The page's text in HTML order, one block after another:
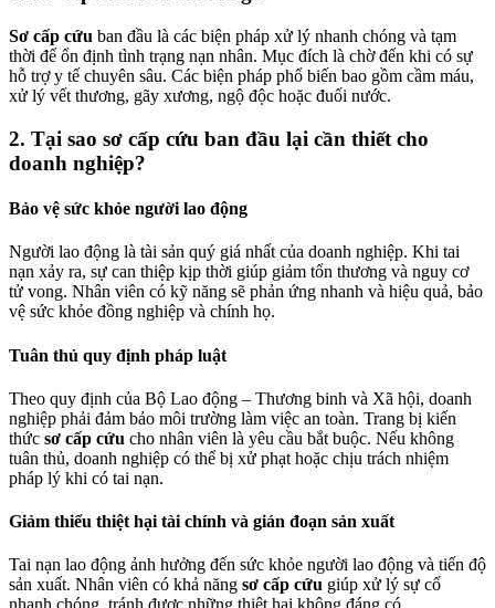
Sơ cấp cứu ban đầu là các biện pháp xử lý nhanh chóng và tạm
thời để ổn định tình trạng nạn nhân. Mục đích là chờ đến khi có sự
hỗ trợ y tế chuyên sâu. Các biện pháp phổ biến bao gồm cầm máu,
xử lý vết thương, gãy xương, ngộ độc hoặc đuối nước.
2. Tại sao sơ cấp cứu ban đầu lại cần thiết cho
doanh nghiệp?
Bảo vệ sức khỏe người lao động
Người lao động là tài sản quý giá nhất của doanh nghiệp. Khi tai
nạn xảy ra, sự can thiệp kịp thời giúp giảm tổn thương và nguy cơ
tử vong. Nhân viên có kỹ năng sẽ phản ứng nhanh và hiệu quả, bảo
vệ sức khỏe đồng nghiệp và chính họ.
Tuân thủ quy định pháp luật
Theo quy định của Bộ Lao động – Thương binh và Xã hội, doanh
nghiệp phải đảm bảo môi trường làm việc an toàn. Trang bị kiến
thức sơ cấp cứu cho nhân viên là yêu cầu bắt buộc. Nếu không
tuân thủ, doanh nghiệp có thể bị xử phạt hoặc chịu trách nhiệm
pháp lý khi có tai nạn.
Giảm thiểu thiệt hại tài chính và gián đoạn sản xuất
Tai nạn lao động ảnh hưởng đến sức khỏe người lao động và tiến độ
sản xuất. Nhân viên có khả năng sơ cấp cứu giúp xử lý sự cố